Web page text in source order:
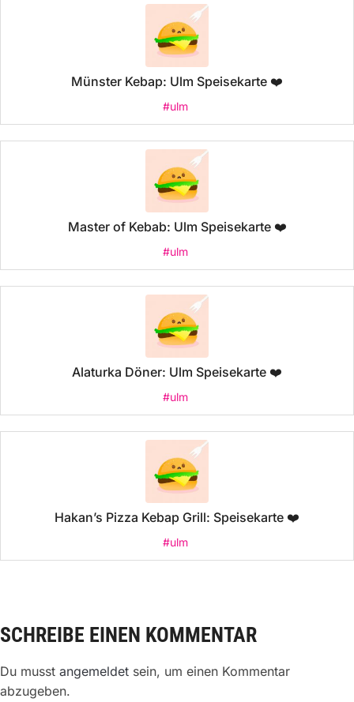
Münster Kebap: Ulm Speisekarte ❤️
#ulm
Master of Kebab: Ulm Speisekarte ❤️
#ulm
Alaturka Döner: Ulm Speisekarte ❤️
#ulm
Hakan’s Pizza Kebap Grill: Speisekarte ❤️
#ulm
SCHREIBE EINEN KOMMENTAR
Du musst angemeldet sein, um einen Kommentar
abzugeben.